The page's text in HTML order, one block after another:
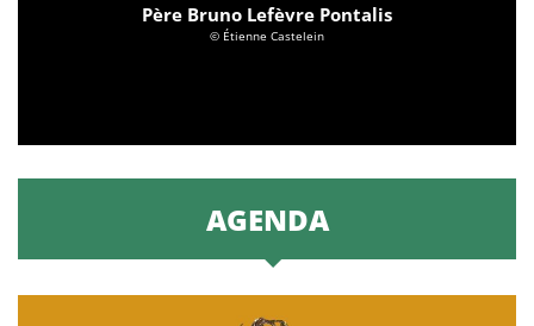
Père Bruno Lefèvre Pontalis
© Étienne Castelein
AGENDA